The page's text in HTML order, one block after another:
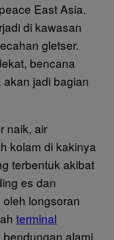
East Asia.
di kawasan
gletser.
bencana
jadi bagian
naik, air
kolam di kakinya
terbentuk akibat
es dan
longsoran
terminal
alami.